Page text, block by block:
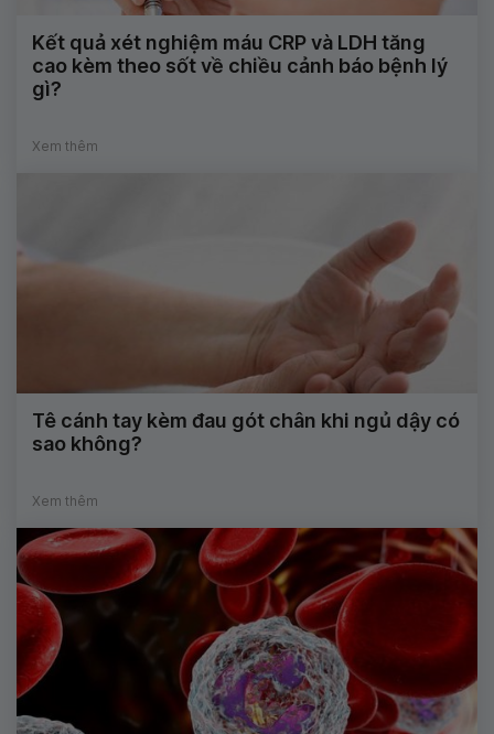
Kết quả xét nghiệm máu CRP và LDH tăng
cao kèm theo sốt về chiều cảnh báo bệnh lý
gì?
Xem thêm
Tê cánh tay kèm đau gót chân khi ngủ dậy có
sao không?
Xem thêm